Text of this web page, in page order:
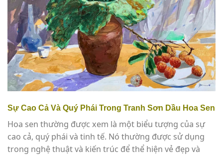
Sự Cao Cả Và Quý Phái Trong Tranh Sơn Dầu Hoa Sen
Hoa sen thường được xem là một biểu tượng của sự
cao cả, quý phái và tinh tế. Nó thường được sử dụng
trong nghệ thuật và kiến trúc để thể hiện vẻ đẹp và